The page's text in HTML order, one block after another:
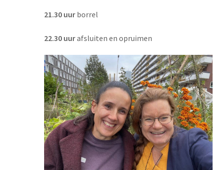
21.30 uur borrel
22.30 uurafsluiten en opruimen